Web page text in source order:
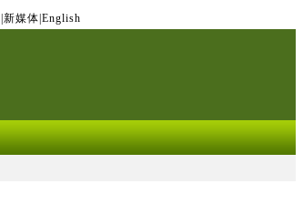
新媒体 English